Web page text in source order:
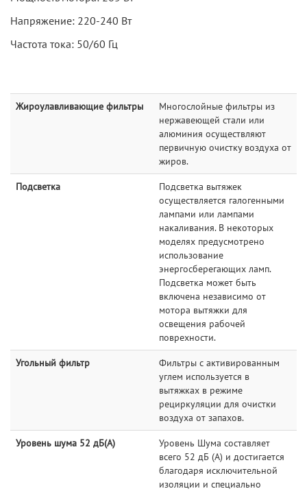
Напряжение: 220-240 Вт
Частота тока: 50/60 Гц
Жироулавливающие фильтры
Многослойные фильтры из
нержавеющей стали или
алюминия осуществляют
первичную очистку воздуха от
жиров.
Подсветка
Подсветка вытяжек
осуществляется галогенными
лампами или лампами
накаливания. В некоторых
моделях предусмотрено
использование
энергосберегающих ламп.
Подсветка может быть
включена независимо от
мотора вытяжки для
освещения рабочей
поврехности.
Угольный фильтр
Фильтры с активированным
углем используется в
вытяжках в режиме
рециркуляции для очистки
воздуха от запахов.
Уровень шума 52 дБ(А)
Уровень Шума составляет
всего 52 дБ (А) и достигается
благодаря исключительной
изоляции и специально